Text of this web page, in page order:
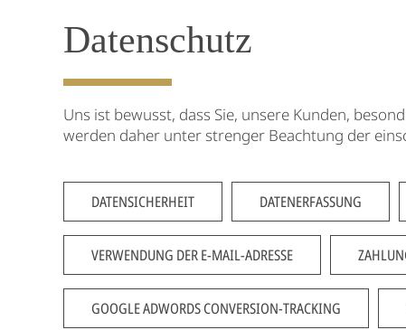
Datenschutz
Uns ist bewusst, dass Sie, unsere Kunden,
werden daher unter strenger Beachtung der
DATENSICHERHEIT DATENERFASSUNG
VERWENDUNG DER E-MAIL-ADRESSE
GOOGLE ADWORDS CONVERSION-TRACKING